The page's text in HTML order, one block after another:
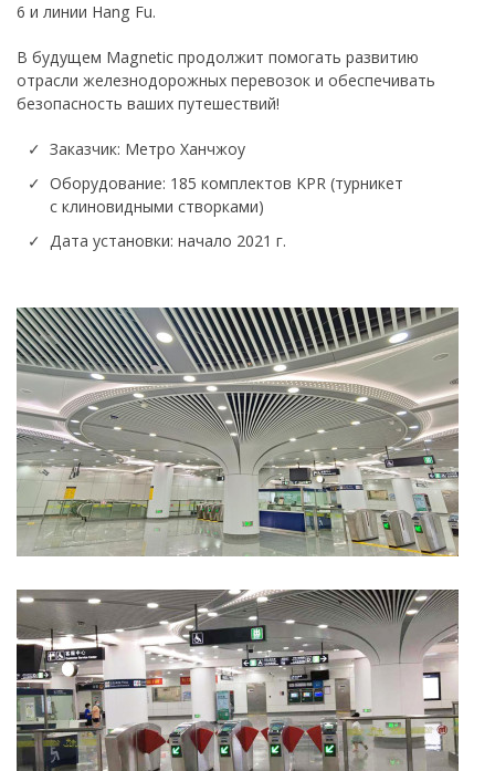
6 и линии Hang Fu.
В будущем Magnetic продолжит помогать развитию
отрасли железнодорожных перевозок и обеспечивать
безопасность ваших путешествий!
Заказчик: Метро Ханчжоу
Оборудование: 185 комплектов KPR (турникет
с клиновидными створками)
Дата установки: начало 2021 г.